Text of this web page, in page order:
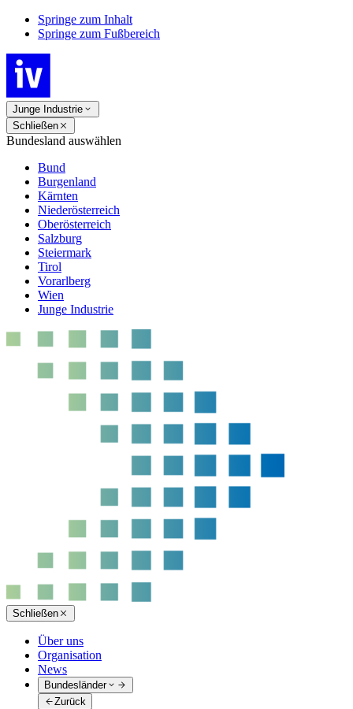
Springe zum Inhalt
Springe zum Fußbereich
Junge Industrie
Schließen
Bundesland auswählen
Bund
Burgenland
Kärnten
Niederösterreich
Oberösterreich
Salzburg
Steiermark
Tirol
Vorarlberg
Wien
Junge Industrie
Schließen
Über uns
Organisation
News
Bundesländer
Zurück